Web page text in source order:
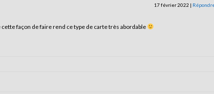
17 février 2022 |
cette façon de faire rend ce type de carte très abordable